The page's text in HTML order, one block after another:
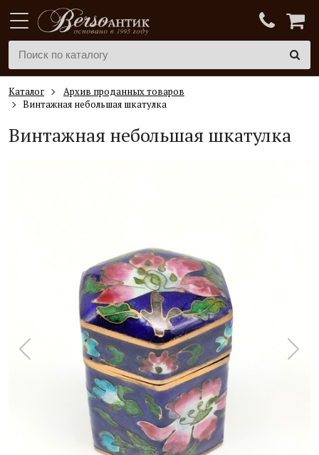
Каталог
Архив проданных товаров
Винтажная небольшая шкатулка
Винтажная небольшая шкатулка